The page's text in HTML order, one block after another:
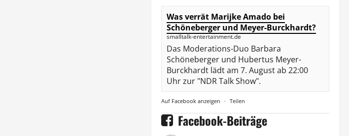
Was verrät Marijke Amado bei
Schöneberger und Meyer-Burckhardt?
smalltalk-entertainment.de
Das Moderations-Duo Barbara
Schöneberger und Hubertus Meyer-
Burckhardt lädt am 7. August ab 22:00
Uhr zur "NDR Talk Show".
Auf Facebook anzeigen · Teilen
Facebook-Beiträge